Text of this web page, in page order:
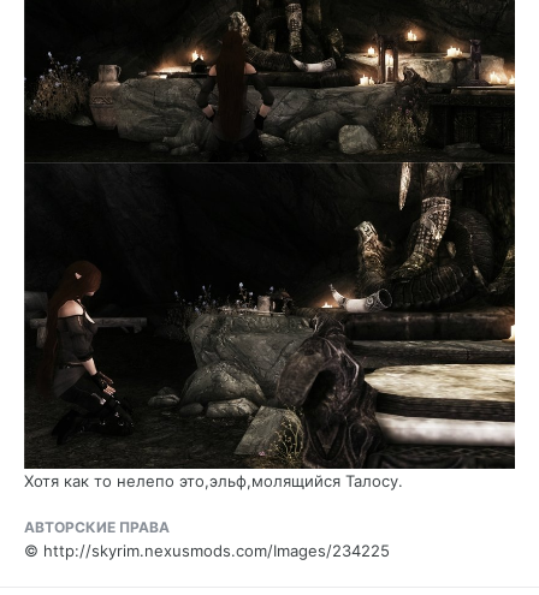
Хотя как то нелепо это,эльф,молящийся Талосу.
АВТОРСКИЕ ПРАВА
© http://skyrim.nexusmods.com/Images/234225